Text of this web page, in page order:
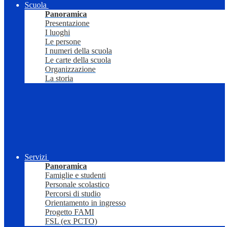
Scuola
Panoramica
Presentazione
I luoghi
Le persone
I numeri della scuola
Le carte della scuola
Organizzazione
La storia
Servizi
Panoramica
Famiglie e studenti
Personale scolastico
Percorsi di studio
Orientamento in ingresso
Progetto FAMI
FSL (ex PCTO)